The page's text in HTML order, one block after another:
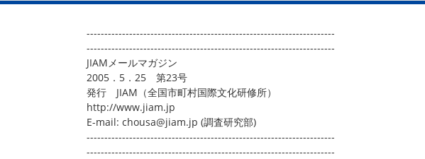
----------------------------------------------------------------------
----------------------------------------------------------------------
JIAMメールマガジン
2005．5．25 第23号
発行 JIAM（全国市町村国際文化研修所）
http://www.jiam.jp
E-mail: chousa@jiam.jp (調査研究部)
----------------------------------------------------------------------
----------------------------------------------------------------------